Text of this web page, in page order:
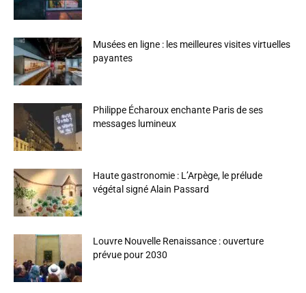
Musées en ligne : les meilleures visites virtuelles
payantes
Philippe Écharoux enchante Paris de ses
messages lumineux
Haute gastronomie : L’Arpège, le prélude
végétal signé Alain Passard
Louvre Nouvelle Renaissance : ouverture
prévue pour 2030